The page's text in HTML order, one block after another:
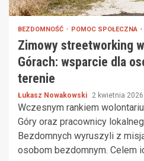
BEZDOMNOŚĆ POMOC SPOŁECZNA
Zimowy streetworking
Górach: wsparcie dla
terenie
Łukasz Nowakowski 2 kwietnia 2026
Wczesnym rankiem
Góry oraz pracownicy
Bezdomnych wyruszyli z
osobom bezdomnym. Celem